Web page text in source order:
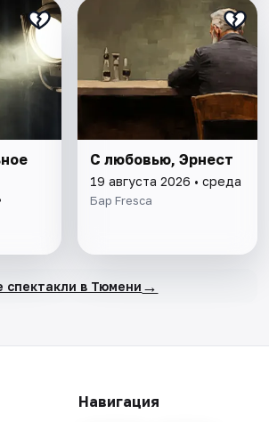
С любовью, Эрнест
19 августа 2026 • среда
Бар Fresca
спектакли в Тюмени →
Навигация